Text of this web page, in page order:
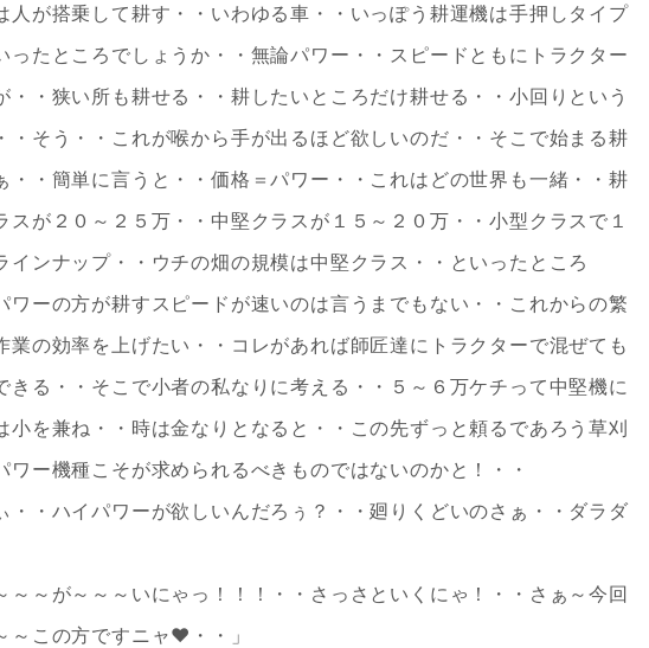
人が搭乗して耕す・・いわゆる車・・いっぽう耕運機は手押しタイプ
ったところでしょうか・・無論パワー・・スピードともにトラクター
・・狭い所も耕せる・・耕したいところだけ耕せる・・小回りという
・そう・・これが喉から手が出るほど欲しいのだ・・そこで始まる耕
・・簡単に言うと・・価格＝パワー・・これはどの世界も一緒・・耕
スが２０～２５万・・中堅クラスが１５～２０万・・小型クラスで１
インナップ・・ウチの畑の規模は中堅クラス・・といったところ
ワーの方が耕すスピードが速いのは言うまでもない・・これからの繁
業の効率を上げたい・・コレがあれば師匠達にトラクターで混ぜても
きる・・そこで小者の私なりに考える・・５～６万ケチって中堅機に
小を兼ね・・時は金なりとなると・・この先ずっと頼るであろう草刈
ワー機種こそが求められるべきものではないのかと！・・
・・ハイパワーが欲しいんだろぅ？・・廻りくどいのさぁ・・ダラダ
～～が～～～いにゃっ！！！・・さっさといくにゃ！・・さぁ～今回
～この方ですニャ❤・・」